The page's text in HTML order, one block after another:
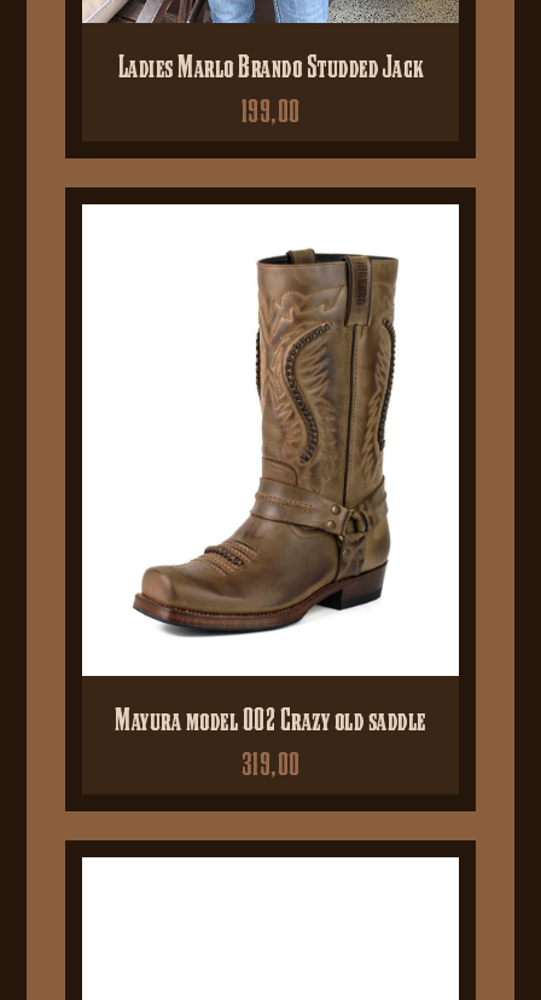
Ladies Marlo Brando Studded Jack
199,00
Mayura model 002 Crazy old saddle
319,00